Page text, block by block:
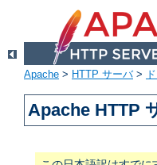
Apache > HTTP サーバ>
Apache HTTP